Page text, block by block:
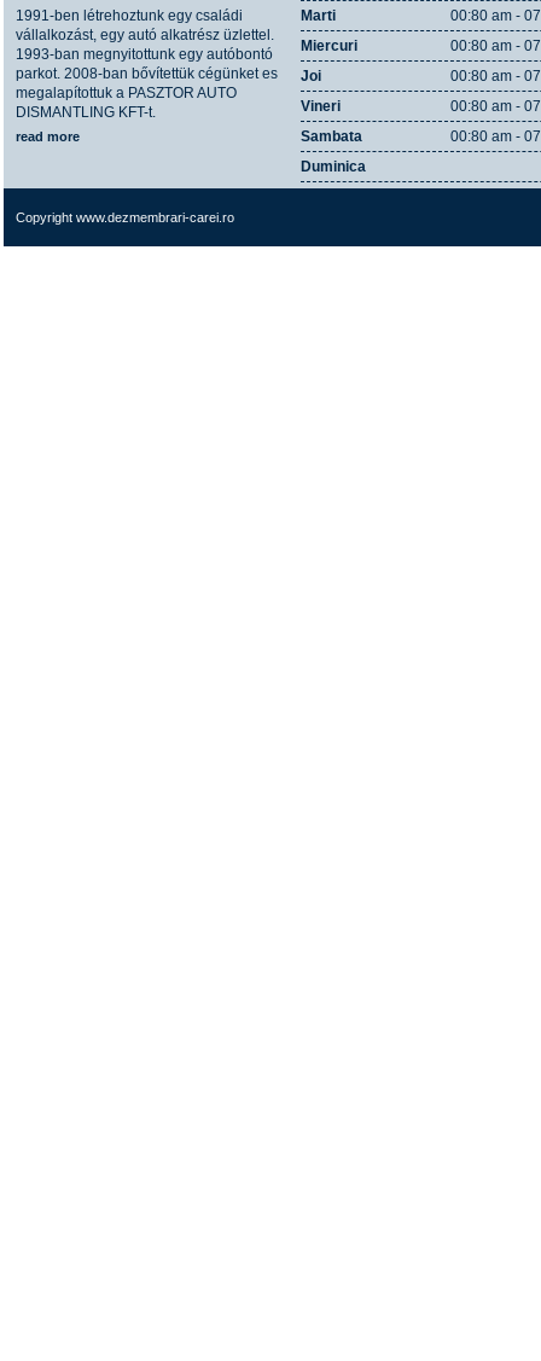
1991-ben létrehoztunk egy családi
vállalkozást, egy autó alkatrész üzlettel.
1993-ban megnyitottunk egy autóbontó
parkot. 2008-ban bővítettük cégünket es
megalapítottuk a PASZTOR AUTO
DISMANTLING KFT-t.
read more
Marti
00:80 am -
Miercuri
00:80 am -
Joi
00:80 am -
Vineri
00:80 am -
Sambata
00:80 am -
Duminica
Copyright www.dezmembrari-carei.ro